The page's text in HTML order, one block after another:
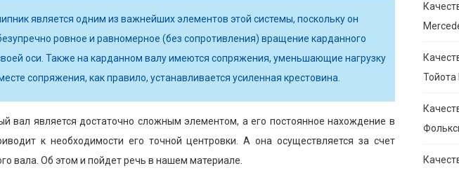
является одним из важнейших элементов этой системы, поскольку он
ровное и равномерное (без сопротивления) вращение карданного
оси. Также на карданном валу имеются сопряжения, уменьшающие нагрузку
сопряжения, как правило, устанавливается усиленная крестовина.
вал является достаточно сложным элементом, а его постоянное нахождение в
к необходимости его точной центровки. А она осуществляется за счет
вала. Об этом и пойдет речь в нашем материале.
Тойота